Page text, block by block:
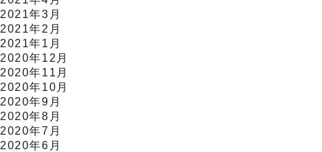
2021年3月
2021年2月
2021年1月
2020年12月
2020年11月
2020年10月
2020年9月
2020年8月
2020年7月
2020年6月